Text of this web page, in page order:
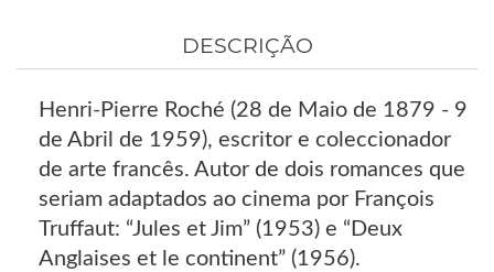
DESCRIÇÃO
Henri-Pierre Roché (28 de Maio de 1879 - 9
de Abril de 1959), escritor e coleccionador
de arte francês. Autor de dois romances que
seriam adaptados ao cinema por François
Truffaut: “Jules et Jim” (1953) e “Deux
Anglaises et le continent” (1956).